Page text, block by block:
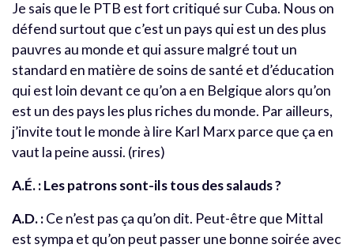
Je sais que le PTB est fort critiqué sur Cuba. Nous on
défend surtout que c’est un pays qui est un des plus
pauvres au monde et qui assure malgré tout un
standard en matière de soins de santé et d’éducation
qui est loin devant ce qu’on a en Belgique alors qu’on
est un des pays les plus riches du monde. Par ailleurs,
j’invite tout le monde à lire Karl Marx parce que ça en
vaut la peine aussi. (rires)
A.É. : Les patrons sont-ils tous des salauds ?
A.D. :Ce n’est pas ça qu’on dit. Peut-être que Mittal
est sympa et qu’on peut passer une bonne soirée avec